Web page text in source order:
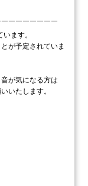
￣￣￣￣￣￣￣
ます。
が予定されていま
が気になる方は
いたします。